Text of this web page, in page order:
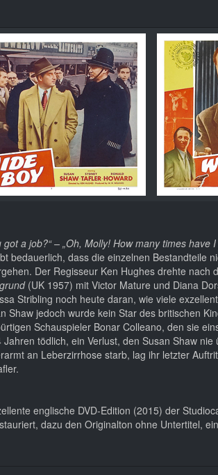
got a job?“ – „Oh, Molly! How many times
bedauerlich, dass die einzelnen Bestandteile
Der Regisseur Ken Hughes drehte
(UK 1957) mit Victor Mature und Diana
Stribling noch heute daran, wie viele
Shaw jedoch wurde kein Star des britischen
Schauspieler Bonar Colleano, den sie
Jahren tödlich, ein Verlust, den Susan Shaw
an Leberzirrhose starb, lag ihr letzter
englische DVD-Edition (2015) der
dazu den Originalton ohne Untertitel,